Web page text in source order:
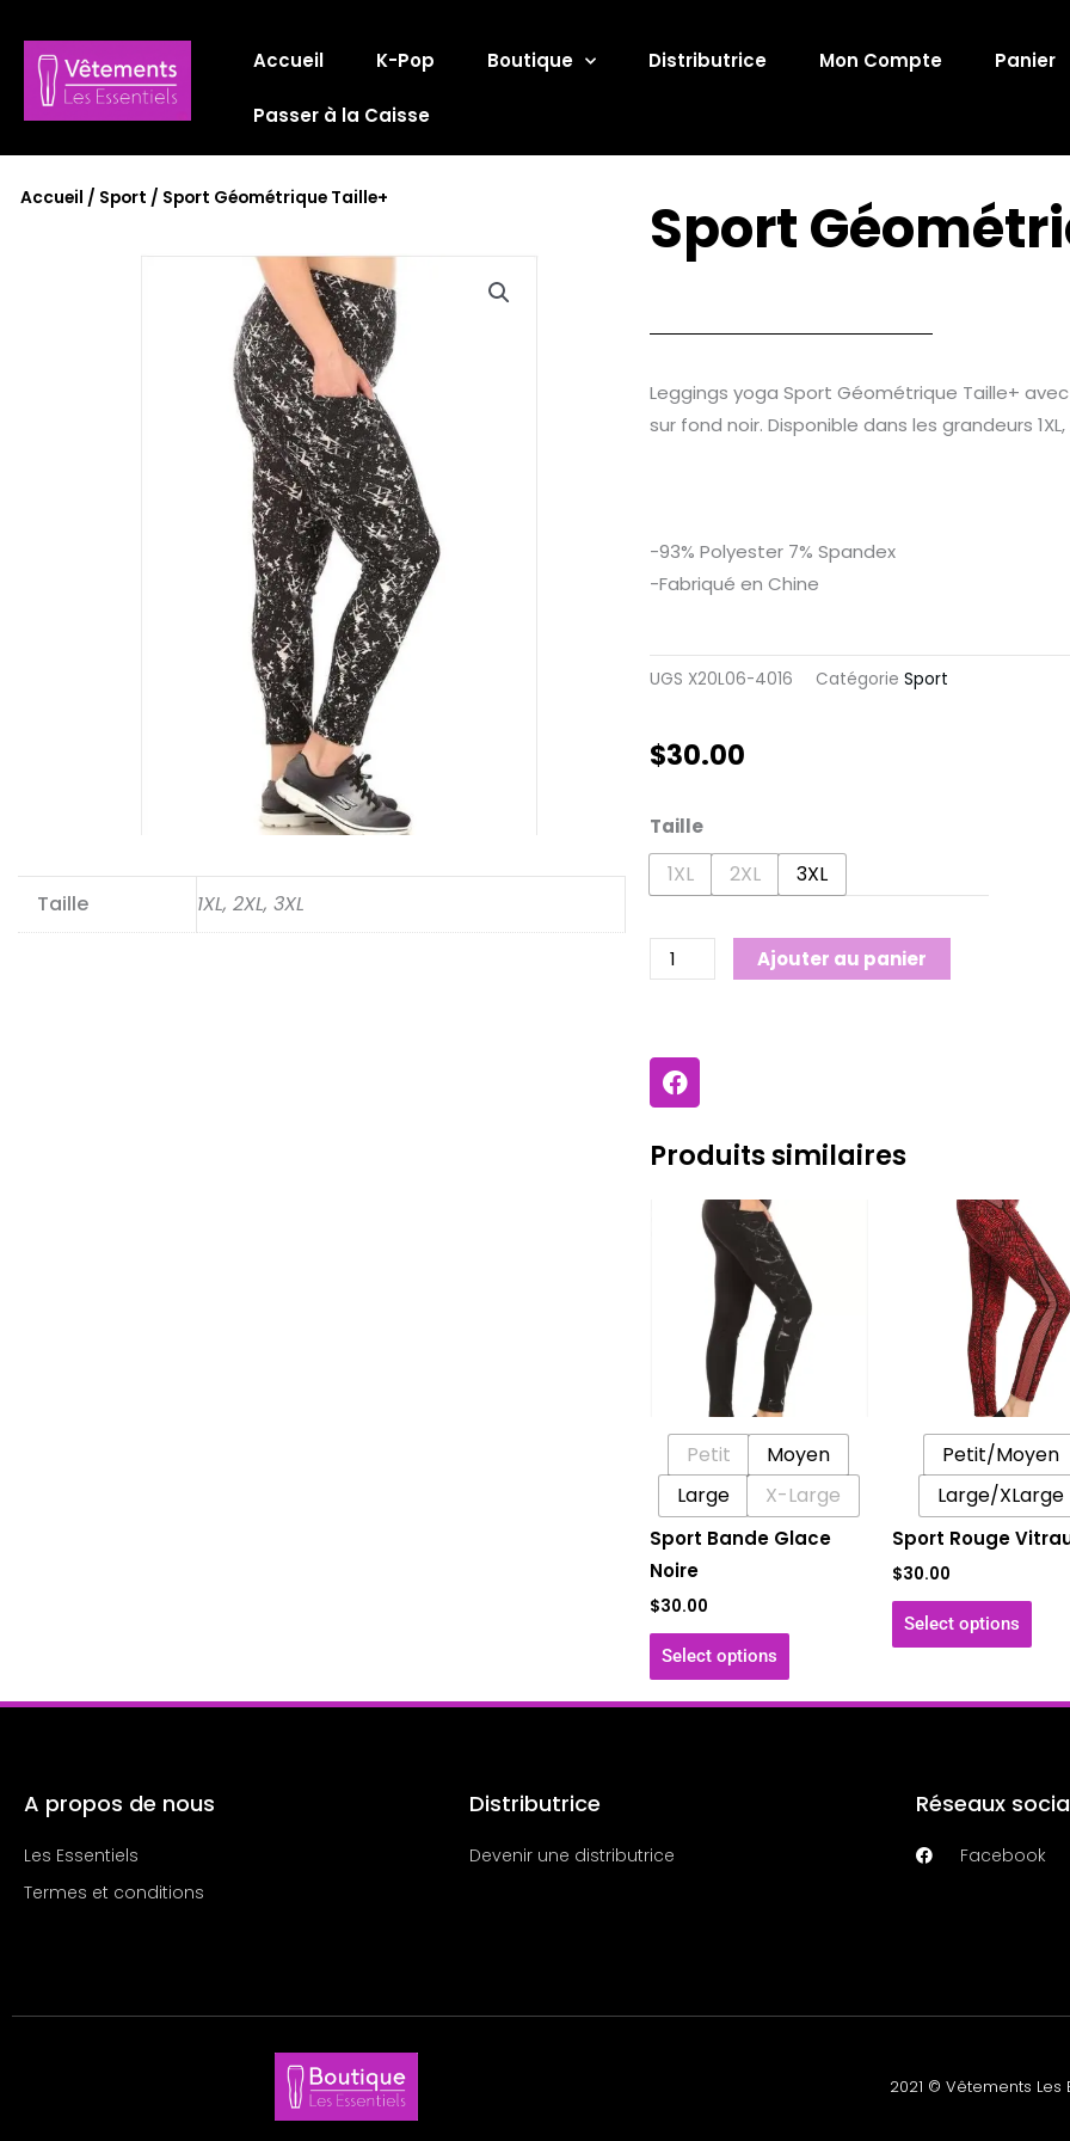
contenu
Accueil K-Pop Boutique Distributrice Mon Compte Panier
Passer à la Caisse
Accueil / Sport / Sport Géométrique Taille+
Taille 1XL, 2XL, 3XL
Sport
Leggings yoga Sport Géométrique Taille+
sur fond noir. Disponible dans les grandeurs
-93% Polyester 7% Spandex
-Fabriqué en Chine
UGS X20L06-4016 Catégorie Sport
$30.00
Taille
1XL 2XL 3XL
quantité
de
Sport
Taille+
Ajouter au panier
F
a
c
e
b
Produits similaires
Petit
Moyen
Large
X-Large
Sport Bande Glace
Noire
$30.00
Select options
produit
a
plusieurs
variations.
Les
peuvent
être
choisies
sur
du
Petit/Moyen
Large/XLarge
Sport Rouge
$30.00
Select options
a
Les
être
sur
page
A propos de nous
Les Essentiels
Termes et conditions
Distributrice
Devenir une distributrice
Réseaux
Facebook
2021 © Vêtements Les